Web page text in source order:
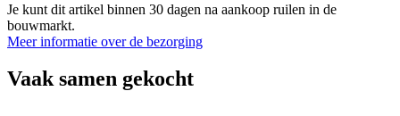
Je kunt dit artikel binnen 30 dagen na aankoop ruilen in de
bouwmarkt.
Meer informatie over de bezorging
Vaak samen gekocht